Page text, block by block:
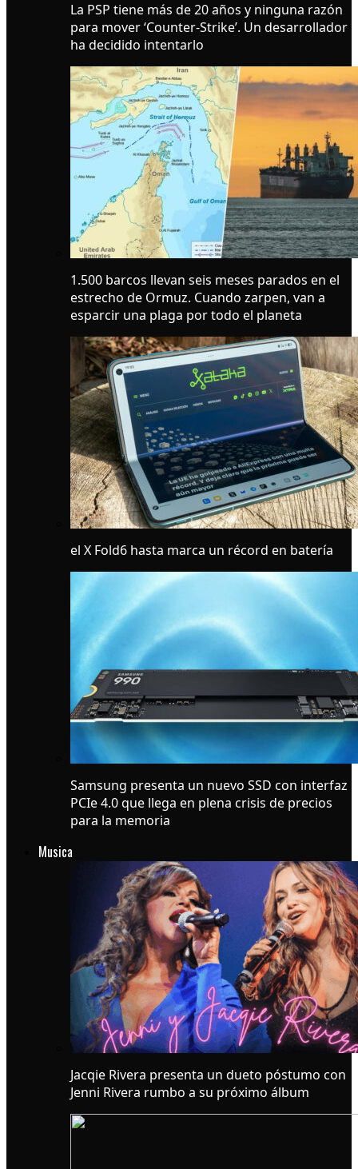
La PSP tiene más de 20 años y ninguna razón
para mover ‘Counter-Strike’. Un desarrollador
ha decidido intentarlo
1.500 barcos llevan seis meses parados en el
estrecho de Ormuz. Cuando zarpen, van a
esparcir una plaga por todo el planeta
el X Fold6 hasta marca un récord en batería
Samsung presenta un nuevo SSD con interfaz
PCIe 4.0 que llega en plena crisis de precios
para la memoria
Musica
Jacqie Rivera presenta un dueto póstumo con
Jenni Rivera rumbo a su próximo álbum